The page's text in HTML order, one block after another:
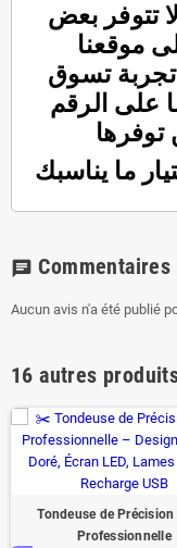
تتوفر بعض
موقعنا
تجربة تسوق
على الرقم
chat Commentaires
Aucun avis n'a été publié
16 autres
Tondeuse de Précision
Professionnelle